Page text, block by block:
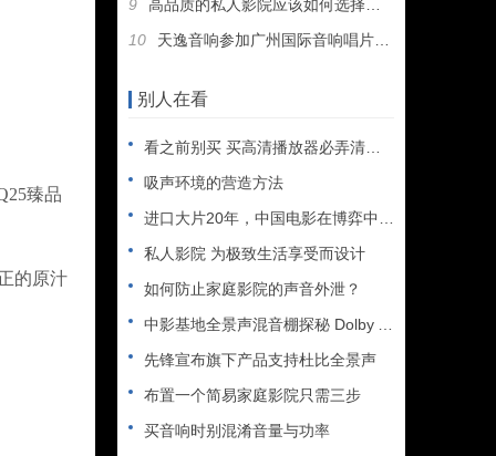
臻品
的原汁
9
高品质的私人影院应该如何选择设备
10
天逸音响参加广州国际音响唱片展，丰厚大奖等您拿！
别人在看
看之前别买 买高清播放器必弄清的要点
吸声环境的营造方法
进口大片20年，中国电影在博弈中成长
私人影院 为极致生活享受而设计
如何防止家庭影院的声音外泄？
中影基地全景声混音棚探秘 Dolby Atmos探索之旅
先锋宣布旗下产品支持杜比全景声
布置一个简易家庭影院只需三步
买音响时别混淆音量与功率